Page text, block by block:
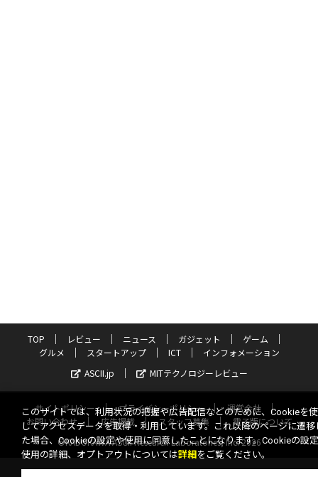
TOP レビュー ニュース ガジェット
ゲーム
グルメ
スタートアップ ICT
インフォメーション
ASCII.jp
MITテクノロジーレビュー
サイトポリシー プライバシーポリシー
運営会社
お問い合わせ
広告掲載 スタッフ募集
電子版について
©KADOKAWA ASCII Research Laboratories, Inc. 2026
このサイトでは、利用状況の把握や広告配信などのために、Cookieを
してアクセスデータを取得・利用しています。これ以降のページに遷移
た場合、Cookieの設定や使用に同意したことになります。Cookieの設
使用の詳細、オプトアウトについては詳細 をご覧ください。